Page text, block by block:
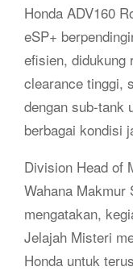
Honda ADV160
eSP+
efisien, didukung
clearance tinggi,
dengan sub-tank
berbagai kondisi
Division Head of
Wahana Makmur
mengatakan,
Jelajah Misteri
Honda untuk